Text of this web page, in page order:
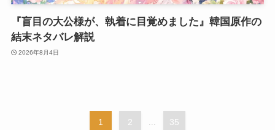
『盲目の大公様が、執着に目覚めました』韓国原作の
結末ネタバレ解説
2026年8月4日
1 2 ... 35